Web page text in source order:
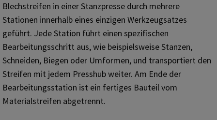
Blechstreifen in einer Stanzpresse durch mehrere
Stationen innerhalb eines einzigen Werkzeugsatzes
geführt. Jede Station führt einen spezifischen
Bearbeitungsschritt aus, wie beispielsweise Stanzen,
Schneiden, Biegen oder Umformen, und transportiert den
Streifen mit jedem Presshub weiter. Am Ende der
Bearbeitungsstation ist ein fertiges Bauteil vom
Materialstreifen abgetrennt.